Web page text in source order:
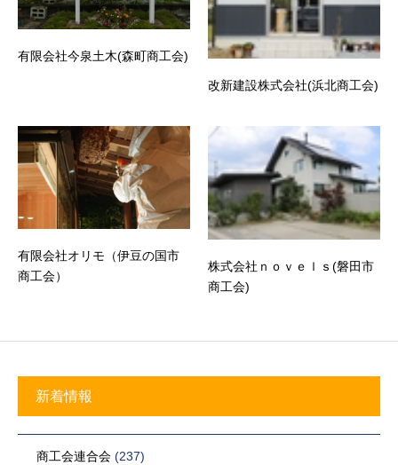
有限会社今泉土木(森町商工会)
改新建設株式会社(浜北商工会)
有限会社オリモ（伊豆の国市
商工会）
株式会社ｎｏｖｅｌｓ(磐田市
商工会)
新着情報
商工会連合会 (237)